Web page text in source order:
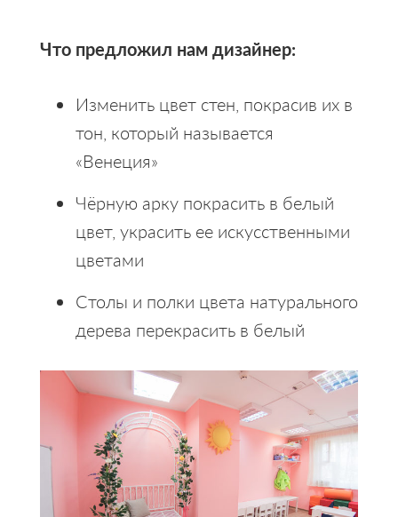
Что предложил нам дизайнер:
Изменить цвет стен, покрасив их в
тон, который называется
«Венеция»
Чёрную арку покрасить в белый
цвет, украсить ее искусственными
цветами
Столы и полки цвета натурального
дерева перекрасить в белый